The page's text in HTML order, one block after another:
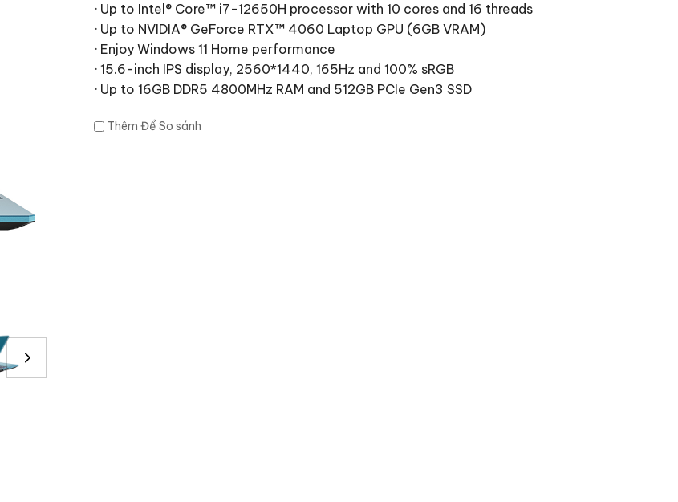
· Up to Intel® Core™ i7-12650H processor with 10 cores and 16 threads
· Up to NVIDIA® GeForce RTX™ 4060 Laptop GPU (6GB VRAM)
· Enjoy Windows 11 Home performance
· 15.6-inch IPS display, 2560*1440, 165Hz and 100% sRGB
· Up to 16GB DDR5 4800MHz RAM and 512GB PCIe Gen3 SSD
Thêm Để So sánh